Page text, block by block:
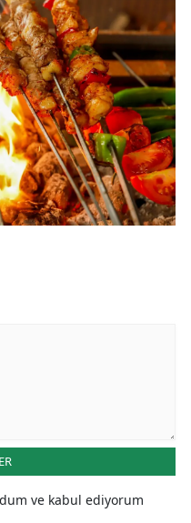
ve kabul ediyorum